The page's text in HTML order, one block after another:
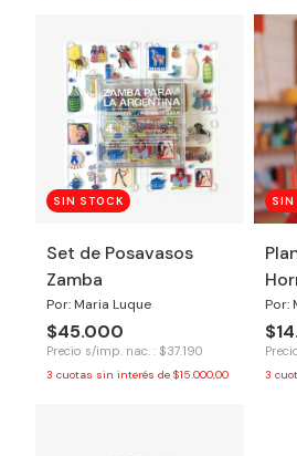
SIN STOCK
Set de Posavasos
Zamba
Por: Maria Luque
$45.000
Precio s/imp. nac. : $37.190
3 cuotas sin interés de $15.000,00
SIN
Por:
3